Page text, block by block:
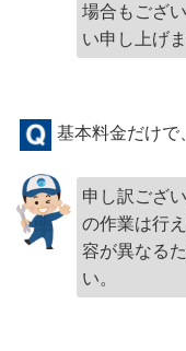
場合もござ
い申し上げま
基本料金だけで
申し訳ござ
の作業は行
容が異なる
い。